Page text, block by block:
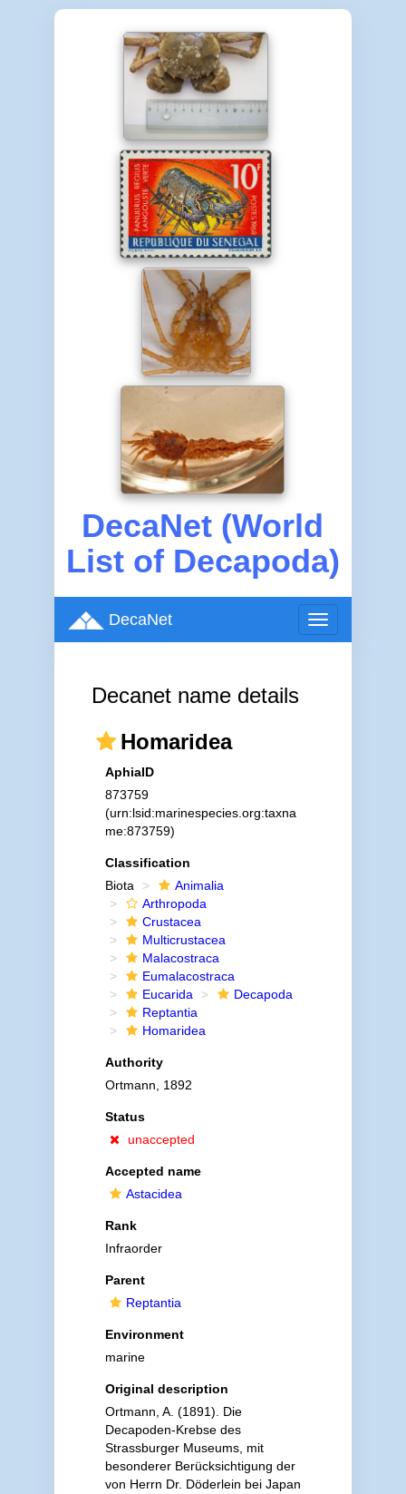
DecaNet (World
List of Decapoda)
Toggle
navigation
DecaNet
Decanet name details
Homaridea
AphiaID
873759
(urn:lsid:marinespecies.org:taxna
me:873759)
Classification
Biota
Animalia
Arthropoda
Crustacea
Multicrustacea
Malacostraca
Eumalacostraca
Eucarida
Decapoda
Reptantia
Homaridea
Authority
Ortmann, 1892
Status
unaccepted
Accepted name
Astacidea
Rank
Infraorder
Parent
Reptantia
Environment
marine
Original description
Ortmann, A. (1891). Die
Decapoden-Krebse des
Strassburger Museums, mit
besonderer Berücksichtigung der
von Herrn Dr. Döderlein bei Japan